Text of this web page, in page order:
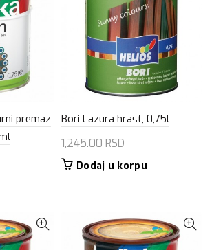
premaz
Bori Lazura hrast, 0,75l
1,245.00 RSD
Dodaj u korpu